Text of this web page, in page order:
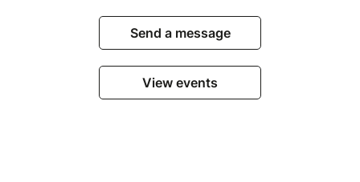
Send a message
View events